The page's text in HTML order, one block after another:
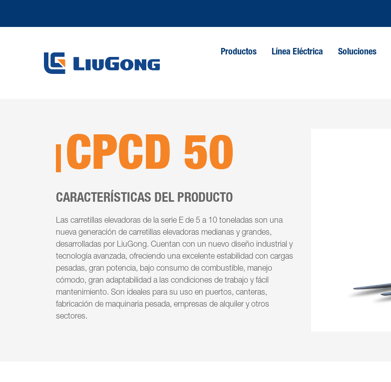
Productos Línea Eléctrica Soluciones
CPCD 50
CARACTERÍSTICAS DEL PRODUCTO
Las carretillas elevadoras de la serie E de 5 a 10 toneladas son una
nueva generación de carretillas elevadoras medianas y grandes,
desarrolladas por LiuGong. Cuentan con un nuevo diseño industrial y
tecnología avanzada, ofreciendo una excelente estabilidad con cargas
pesadas, gran potencia, bajo consumo de combustible, manejo
cómodo, gran adaptabilidad a las condiciones de trabajo y fácil
mantenimiento. Son ideales para su uso en puertos, canteras,
fabricación de maquinaria pesada, empresas de alquiler y otros
sectores.